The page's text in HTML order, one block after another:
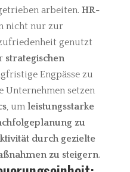
arbeiten. HR-
nicht nur zur
genutzt
strategischen
Engpässe zu
Unternehmen setzen
, um leistungsstarke
zu
durch gezielte
zu steigern.